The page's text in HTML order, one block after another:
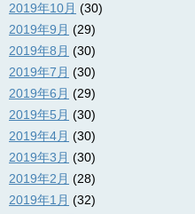
2019年10月 (30)
2019年9月 (29)
2019年8月 (30)
2019年7月 (30)
2019年6月 (29)
2019年5月 (30)
2019年4月 (30)
2019年3月 (30)
2019年2月 (28)
2019年1月 (32)